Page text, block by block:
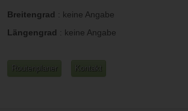
Breitengrad : keine Angabe
Längengrad : keine Angabe
Routenplaner Kontakt